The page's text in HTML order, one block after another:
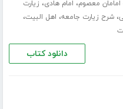
معصوم، امام هادی، زیارت
،شرح زیارت جامعه، اهل البیت،
دانلود کتاب